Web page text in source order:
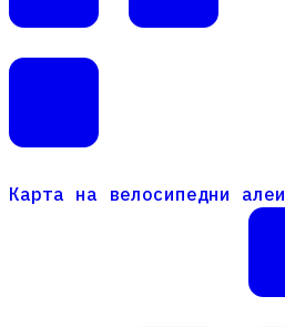
Карта на велосипедни алеи
Карта на велосипедни алеи